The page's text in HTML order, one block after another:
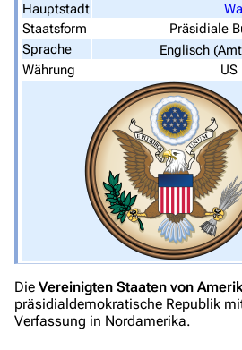
Filme und Serien
Überblick
Stargate SG-1
Stargate Atlantis
Stargate Universe
Stargate Origins
Stargate Infinity
Stargate-Romane
Filme
Das Stargate-
Hauptstadt
Staatsform
Präsidiale
Sprache
Englisch
Währung US
Die Vereinigten Staaten von
präsidialdemokratische Republik
Verfassung in Nordamerika.